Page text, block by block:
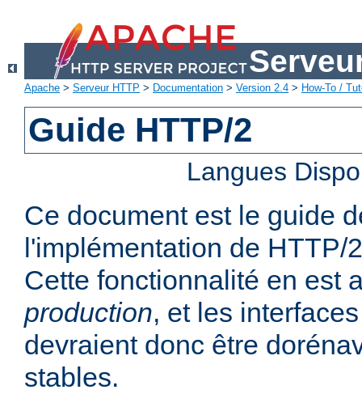
Apache > Serveur HTTP > Documentation > Version 2.4 > How-To /
Guide HTTP/2
Langues
Ce document est le guide
l'implémentation de HTTP/
Cette fonctionnalité en est
production, et les
devraient donc être
stables.